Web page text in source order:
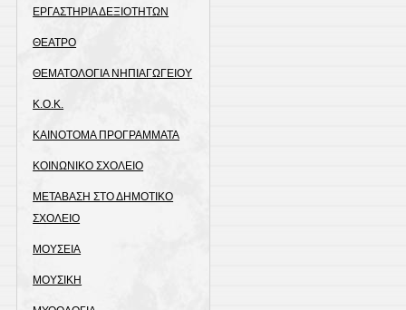
ΕΡΓΑΣΤΗΡΙΑ ΔΕΞΙΟΤΗΤΩΝ
ΘΕΑΤΡΟ
ΘΕΜΑΤΟΛΟΓΙΑ ΝΗΠΙΑΓΩΓΕΙΟΥ
Κ.Ο.Κ.
ΚΑΙΝΟΤΟΜΑ ΠΡΟΓΡΑΜΜΑΤΑ
ΚΟΙΝΩΝΙΚΟ ΣΧΟΛΕΙΟ
ΜΕΤΑΒΑΣΗ ΣΤΟ ΔΗΜΟΤΙΚΟ
ΣΧΟΛΕΙΟ
ΜΟΥΣΕΙΑ
ΜΟΥΣΙΚΗ